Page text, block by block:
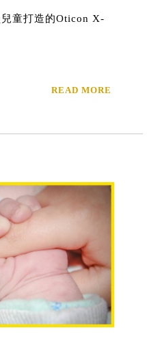
童打造的Oticon X-
READ MORE